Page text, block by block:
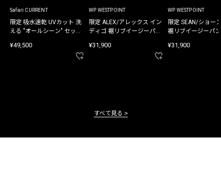
Safari CURRENT
限定 吸水速乾 UVカット 洗
える "オールシーン" セット
¥49,500
WP WESTPOINT
限定 ALEX/アレックス イン
ディゴ 裾リブイージーパン
¥31,900
WP WESTPOINT
限定 SEAN/ショー
裾リブイージーパ
¥31,900
すべて見る